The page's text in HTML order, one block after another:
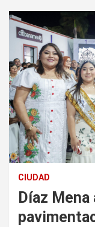
CIUDAD
Díaz